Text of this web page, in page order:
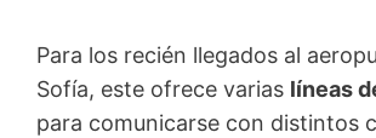
Para los recién llegados al
Sofía, este ofrece varias líneas
para comunicarse con distintos